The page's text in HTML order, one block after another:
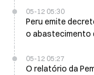
05-12 05:30
Peru emite
o abastecimento
05-12 05:27
O relatório da